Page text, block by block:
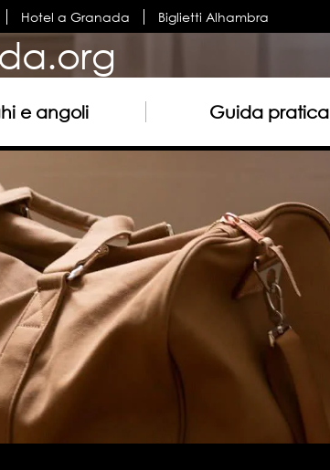
Hotel a Granada Biglietti Alhambra
e angoli Guida pratica